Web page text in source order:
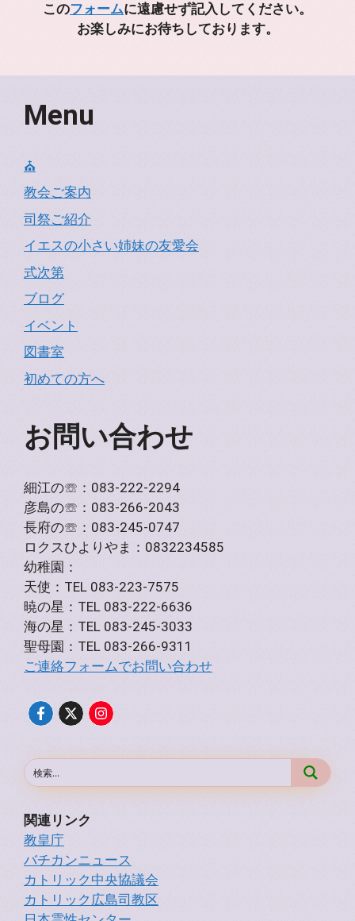
このフォームに遠慮せず記入してください。
お楽しみにお待ちしております。
Menu
⛪
教会ご案内
司祭ご紹介
イエスの小さい姉妹の友愛会
式次第
ブログ
イベント
図書室
初めての方へ
お問い合わせ
細江の☏：083-222-2294
彦島の☏：083-266-2043
長府の☏：083-245-0747
ロクスひよりやま：0832234585
幼稚園：
天使：TEL 083-223-7575
暁の星：TEL 083-222-6636
海の星：TEL 083-245-3033
聖母園：TEL 083-266-9311
ご連絡フォームでお問い合わせ
関連リンク
教皇庁
バチカンニュース
カトリック中央協議会
カトリック広島司教区